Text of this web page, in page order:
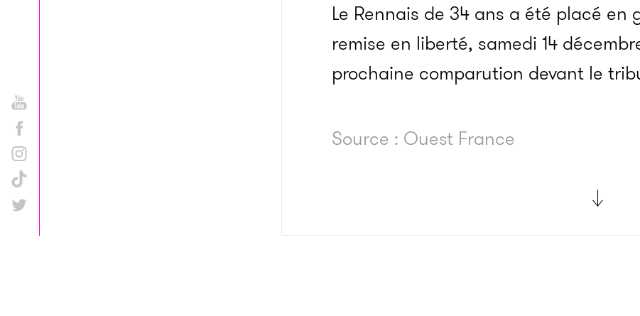
Le Rennais de 34 ans a été placé en
remise en liberté, samedi 14
prochaine comparution devant le
Source : Ouest France